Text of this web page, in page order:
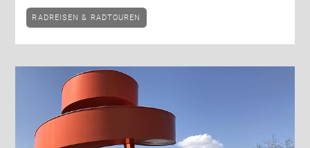
RADREISEN & RADTOUREN